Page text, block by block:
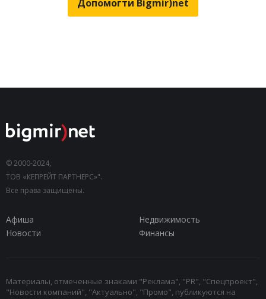
Допомогти Bigmir)net
© 2000-2024,
ТОВ «КЕПРЕЙТ ПАРТНЕРС»".
Все права защищены.
Афиша
Недвижимость
Новости
Финансы
Материалы, отмеченные знаками "Реклама", "PR", "Спецпроект",
"Новости компаний", "Актуально", "Промо", публикуются на